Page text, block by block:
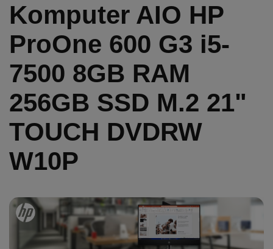
Komputer AIO HP
ProOne 600 G3 i5-
7500 8GB RAM
256GB SSD M.2 21"
TOUCH DVDRW
W10P